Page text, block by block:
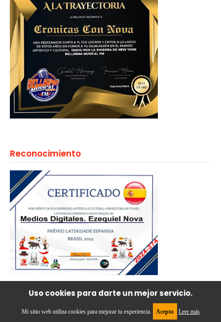
Reconocimiento
Reconocimiento
Uso cookies para darte un mejor servicio.
Mi sitio web utiliza cookies para mejorar tu experiencia. Acepto Leer más